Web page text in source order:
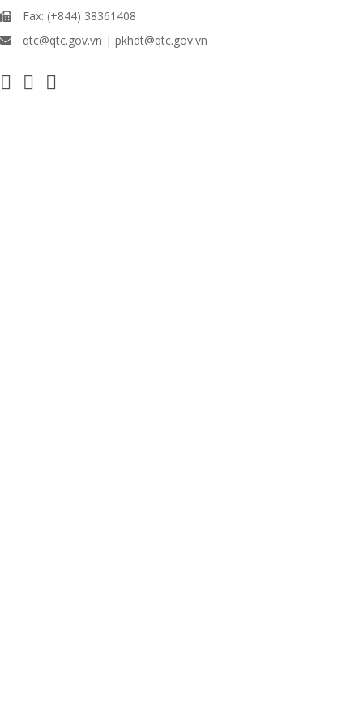
Fax: (+844) 38361408
qtc@qtc.gov.vn | pkhdt@qtc.gov.vn